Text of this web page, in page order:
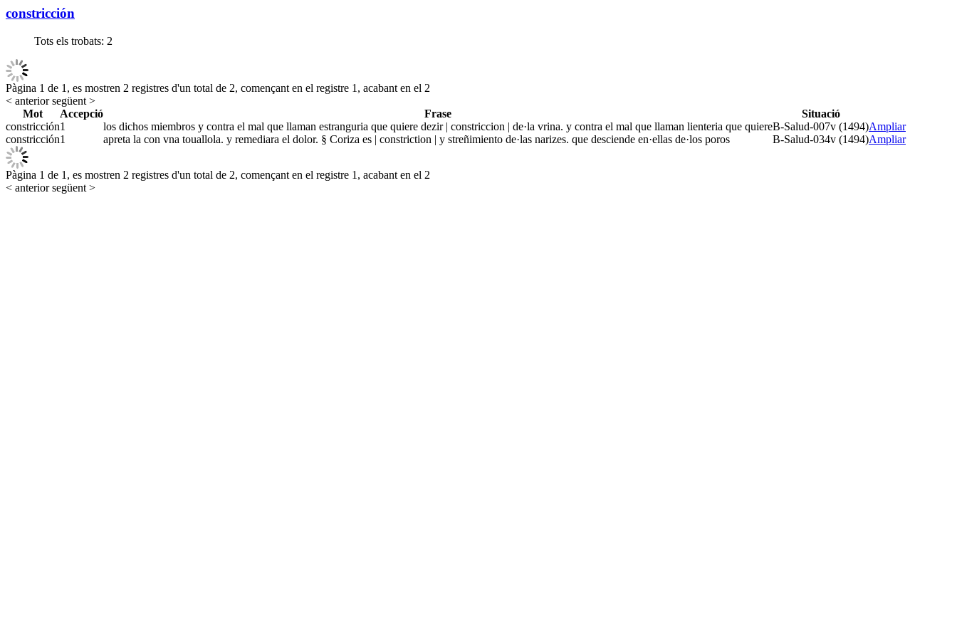
constricción
Tots els trobats: 2
Pàgina 1 de 1, es mostren 2 registres d'un total de 2, començant en el registre 1, acabant en el 2
< anteriorsegüent >
Mot
Accepció Frase
Situació
constricción1 los dichos miembros y contra el mal que llaman estranguria que quiere dezir | constriccion | de·la vrina. y contra el mal que llaman lienteria que quiereB-Salud-007v (1494)Ampliar
constricción1 apreta la con vna touallola. y remediara el dolor. § Coriza es | constriction | y streñimiento de·las narizes. que desciende en·ellas de·los poros B-Salud-034v (1494)Ampliar
Pàgina 1 de 1, es mostren 2 registres d'un total de 2, començant en el registre 1, acabant en el 2
< anteriorsegüent >